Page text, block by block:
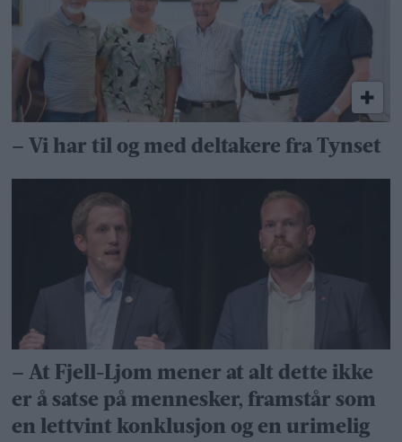
– Vi har til og med deltakere fra Tynset
– At Fjell-Ljom mener at alt dette ikke
er å satse på mennesker, framstår som
en lettvint konklusjon og en urimelig